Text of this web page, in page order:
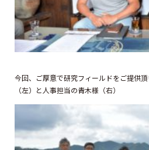
今回、ご厚意で研究フィールドをご提供
（左）と人事担当の青木様（右）